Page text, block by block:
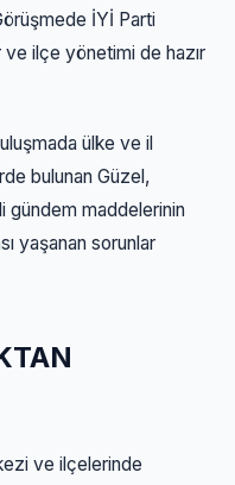
İYİ Parti
ve ilçe yönetimi de hazır
ülke ve il
bulunan Güzel,
gündem maddelerinin
yaşanan sorunlar
ve ilçelerinde